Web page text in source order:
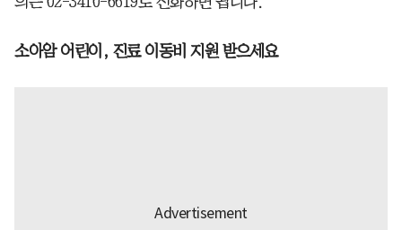
소아암 어린이, 진료 이동비 지원 받으세요